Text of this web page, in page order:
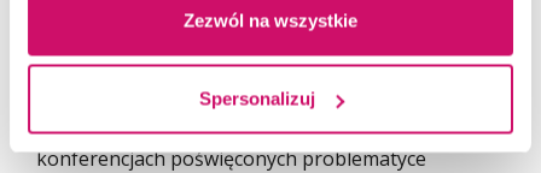
Zezwól na wszystkie
Spersonalizuj
Zdrowia realizowane w Akademii WSB we
Przedstawiciele ŚIL uczestniczą również
w wydarzeniach naukowych i eksperckich
organizowanych przez Uczelnię, w tym
konferencjach poświęconych problematyce